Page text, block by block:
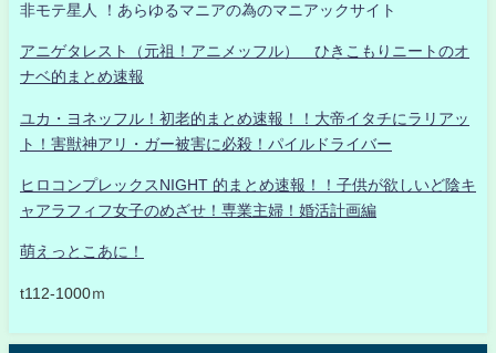
非モテ星人 ！あらゆるマニアの為のマニアックサイト
アニゲタレスト（元祖！アニメッフル） ひきこもりニートのオ
ナベ的まとめ速報
ユカ・ヨネッフル！初老的まとめ速報！！大帝イタチにラリアッ
ト！害獣神アリ・ガー被害に必殺！パイルドライバー
ヒロコンプレックスNIGHT 的まとめ速報！！子供が欲しいど陰キ
ャアラフィフ女子のめざせ！専業主婦！婚活計画編
萌えっとこあに！
t112-1000ｍ